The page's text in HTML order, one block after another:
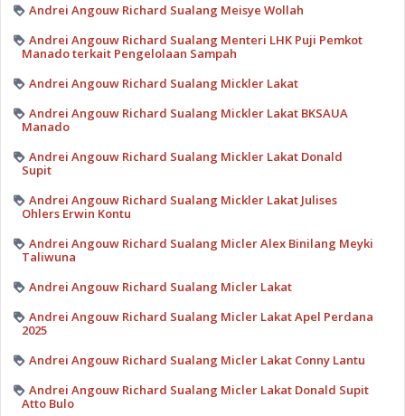
Andrei Angouw Richard Sualang Meisye Wollah
Andrei Angouw Richard Sualang Menteri LHK Puji Pemkot
Manado terkait Pengelolaan Sampah
Andrei Angouw Richard Sualang Mickler Lakat
Andrei Angouw Richard Sualang Mickler Lakat BKSAUA
Manado
Andrei Angouw Richard Sualang Mickler Lakat Donald
Supit
Andrei Angouw Richard Sualang Mickler Lakat Julises
Ohlers Erwin Kontu
Andrei Angouw Richard Sualang Micler Alex Binilang Meyki
Taliwuna
Andrei Angouw Richard Sualang Micler Lakat
Andrei Angouw Richard Sualang Micler Lakat Apel Perdana
2025
Andrei Angouw Richard Sualang Micler Lakat Conny Lantu
Andrei Angouw Richard Sualang Micler Lakat Donald Supit
Atto Bulo